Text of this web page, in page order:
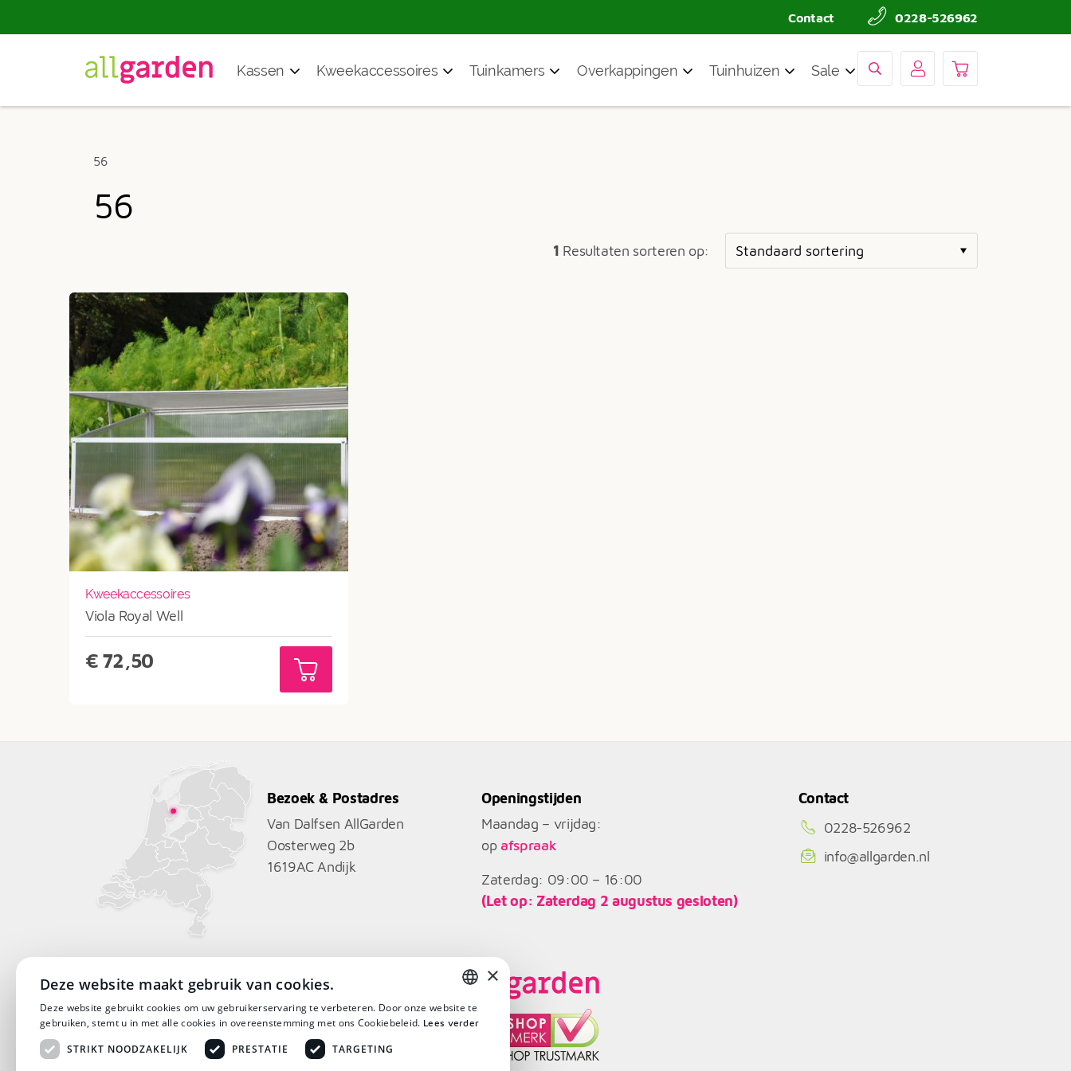
Contact 0228-526962
Kassen Kweekaccessoires Tuinkamers Overkappingen Tuinhuizen Sale
56
56
1 Resultaten sorteren op:
Kweekaccessoires
Viola Royal Well
€ 72,50
Bezoek & Postadres
Van Dalfsen AllGarden
Oosterweg 2b
1619AC Andijk
Openingstijden
Maandag – vrijdag:
op afspraak
Zaterdag: 09:00 – 16:00
(Let op: Zaterdag 2 augustus gesloten)
Contact
0228-526962
info@allgarden.nl
DUTCH
×
Deze website maakt gebruik van cookies.
Deze website gebruikt cookies om uw gebruikerservaring te verbeteren. Door onze website te
gebruiken, stemt u in met alle cookies in overeenstemming met ons Cookiebeleid. Lees verder
STRIKT NOODZAKELIJK PRESTATIE TARGETING